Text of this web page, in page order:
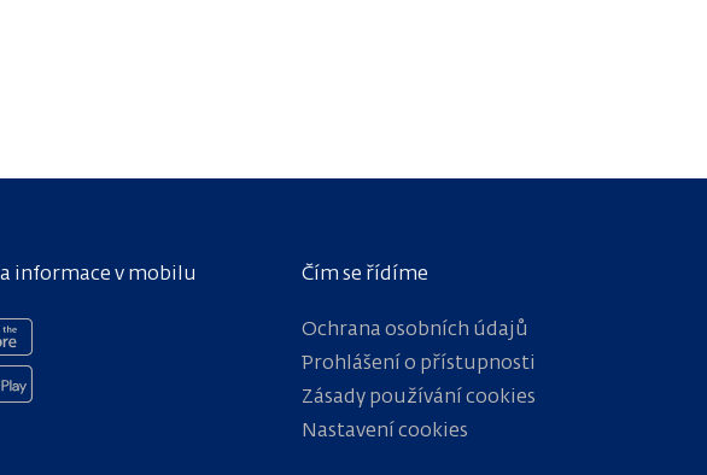
informace v mobilu Čím se řídíme
Ochrana osobních údajů
Prohlášení o přístupnosti
Zásady používání cookies
Nastavení cookies